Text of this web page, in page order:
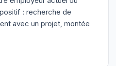
: recherche de
avec un projet, montée